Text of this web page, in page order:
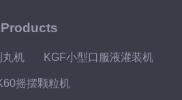
Products
丸机 KGF小型口服液灌装机
摇摆颗粒机